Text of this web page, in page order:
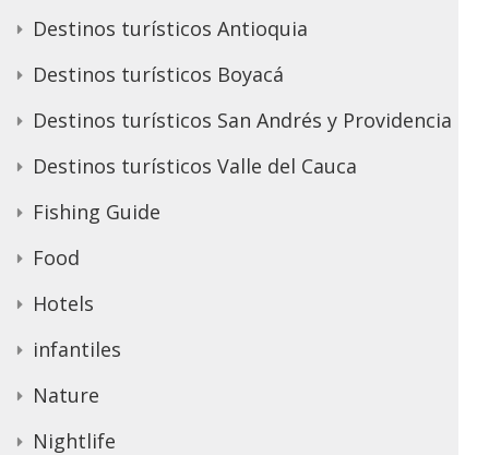
Destinos turísticos Antioquia
Destinos turísticos Boyacá
Destinos turísticos San Andrés y Providencia
Destinos turísticos Valle del Cauca
Fishing Guide
Food
Hotels
infantiles
Nature
Nightlife